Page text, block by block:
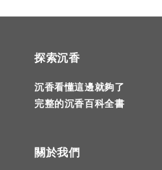
探索沉香
沉香看懂這邊就夠了
完整的沉香百科全書
關於我們